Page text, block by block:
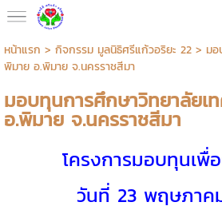
หน้าแรก > กิจกรรม มูลนิธิศรีแก้วอริยะ 22> มอ
พิมาย อ.พิมาย จ.นครราชสีมา
มอบทุนการศึกษาวิทยาลัยเ
อ.พิมาย จ.นครราชสีมา
โครงการมอบทุนเพื่
วันที่ 23 พฤษภา